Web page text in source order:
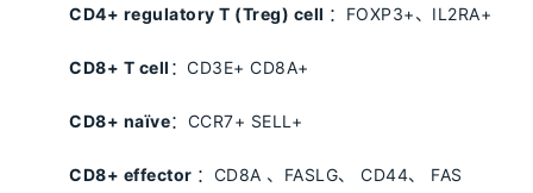
CD4+ regulatory T (Treg) cell ：FOXP3+、IL2RA+
CD8+ T cell ：CD3E+ CD8A+
CD8+ naïve：CCR7+ SELL+
CD8+ effector ：CD8A 、FASLG、 CD44、 FAS